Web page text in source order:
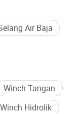
Air Baja
Winch Tangan
Winch Hidrolik